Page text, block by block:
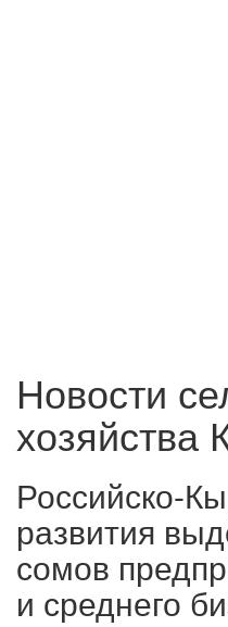
Новости
хозяйства
Российско-
развития
сомов
и среднего